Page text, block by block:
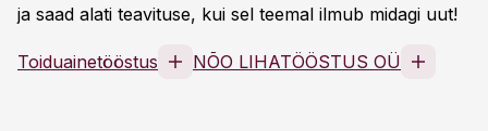
ja saad alati teavituse, kui sel teemal ilmub midagi uut!
Toiduainetööstus NÕO LIHATÖÖSTUS OÜ